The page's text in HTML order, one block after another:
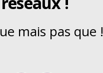
mais pas que !